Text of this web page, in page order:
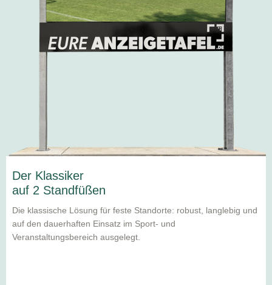
Der Klassiker
auf 2 Standfüßen
Die klassische Lösung für feste Standorte: robust, langlebig und
auf den dauerhaften Einsatz im Sport- und
Veranstaltungsbereich ausgelegt.